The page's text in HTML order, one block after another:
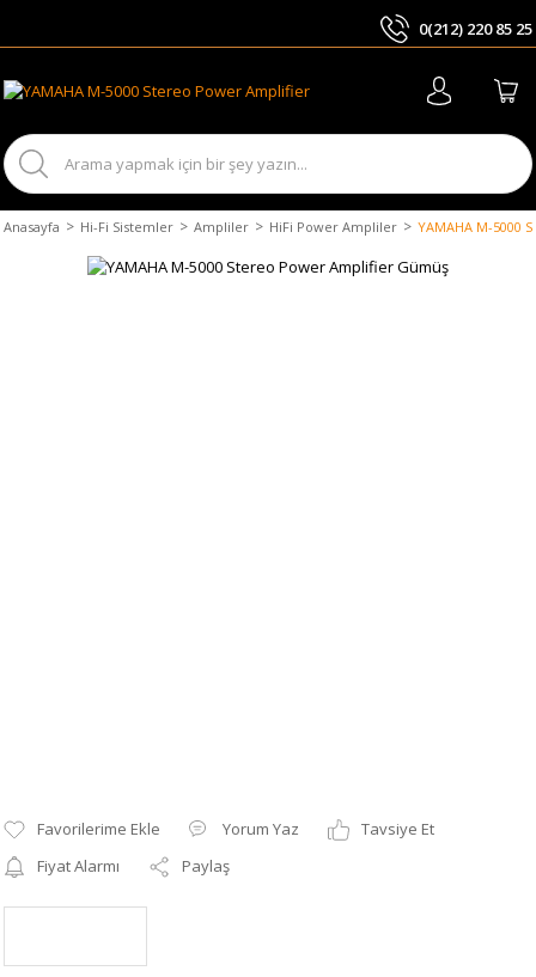
0(212) 220 85 25
Anasayfa Hi-Fi Sistemler Ampliler HiFi Power Ampliler YAMAHA M-5000
Yorum Yaz
Tavsiye Et
Fiyat Alarmı
Paylaş